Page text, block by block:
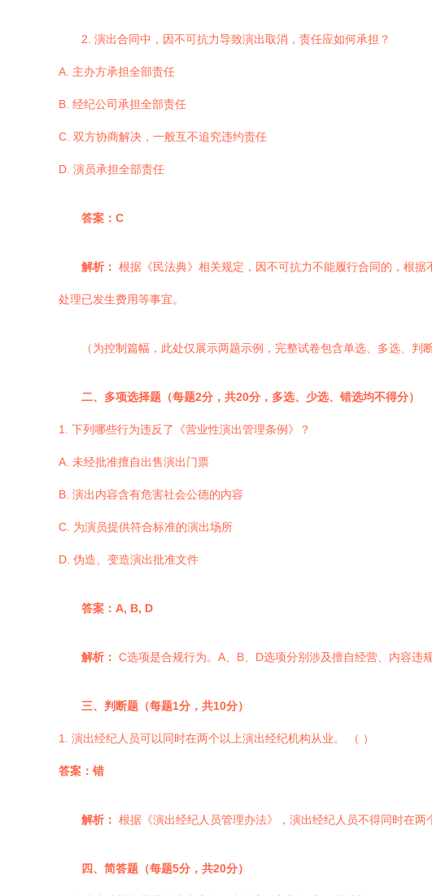
2. 演出合同中，因不可抗力导致演出取消，责任应如何承担？
A. 主办方承担全部责任
B. 经纪公司承担全部责任
C. 双方协商解决，一般互不追究违约责任
D. 演员承担全部责任
答案：C
解析： 根据《民法典》相关规定，因不可抗力不能履行合同的，根
处理已发生费用等事宜。
（为控制篇幅，此处仅展示两题示例，完整试卷包含单选、多选、判
二、多项选择题（每题2分，共20分，多选、少选、错选均不得分）
1. 下列哪些行为违反了《营业性演出管理条例》？
A. 未经批准擅自出售演出门票
B. 演出内容含有危害社会公德的内容
C. 为演员提供符合标准的演出场所
D. 伪造、变造演出批准文件
答案：A, B, D
解析： C选项是合规行为。A、B、D选项分别涉及擅自经营、内容违
三、判断题（每题1分，共10分）
1. 演出经纪人员可以同时在两个以上演出经纪机构从业。 （ ）
答案：错
解析： 根据《演出经纪人员管理办法》，演出经纪人员不得同时在两
四、简答题（每题5分，共20分）